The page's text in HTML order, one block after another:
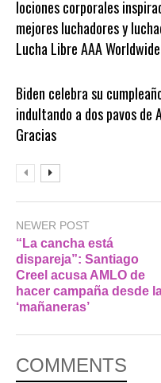
lociones corporales
mejores luchadores y
Lucha Libre AAA Worldwide
Biden celebra su
indultando a dos pavos de
Gracias
NEWER POST
“La cancha está
dispareja”: Santiago
Creel acusa AMLO de
hacer campaña desde
‘mañaneras’
COMMENTS